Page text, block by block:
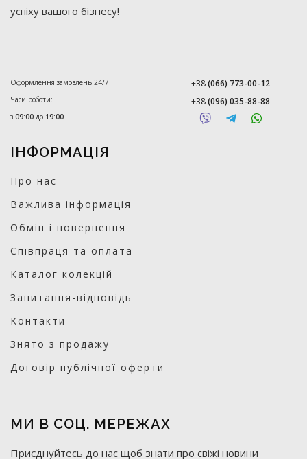
успіху вашого бізнесу!
Оформлення замовлень 24/7
Часи роботи:
з 09:00 до 19:00
+38(066) 773-00-12
+38(096) 035-88-88
ІНФОРМАЦІЯ
Про нас
Важлива інформація
Обмін і повернення
Співпраця та оплата
Каталог колекцій
Запитання-відповідь
Контакти
Знято з продажу
Договір публічної оферти
МИ В СОЦ. МЕРЕЖАХ
Приєднуйтесь до нас щоб знати про свіжі новини